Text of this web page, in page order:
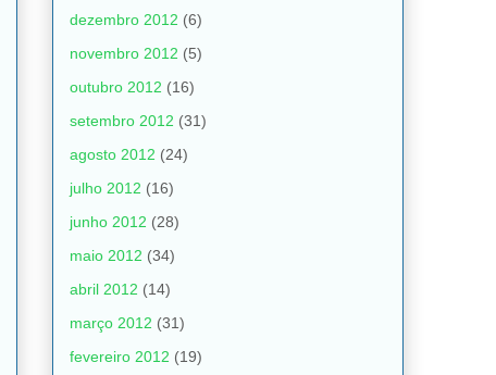
dezembro 2012 (6)
novembro 2012 (5)
outubro 2012 (16)
setembro 2012 (31)
agosto 2012 (24)
julho 2012 (16)
junho 2012 (28)
maio 2012 (34)
abril 2012 (14)
março 2012 (31)
fevereiro 2012 (19)